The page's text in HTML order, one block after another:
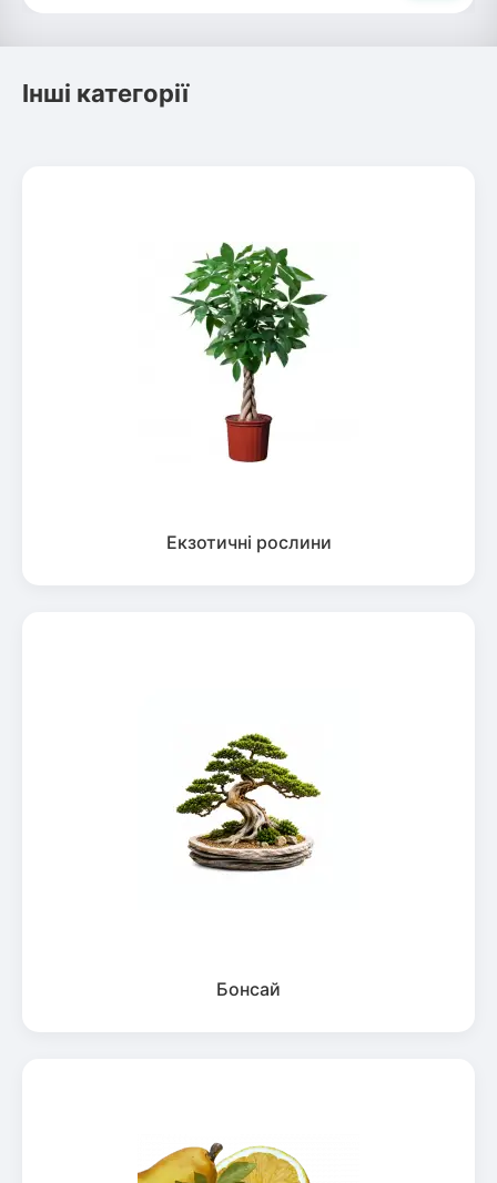
Інші категорії
Екзотичні рослини
Бонсай